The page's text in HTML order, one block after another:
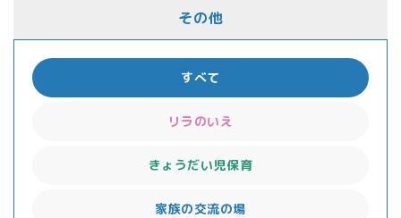
その他
すべて
リラのいえ
きょうだい児保育
家族の交流の場